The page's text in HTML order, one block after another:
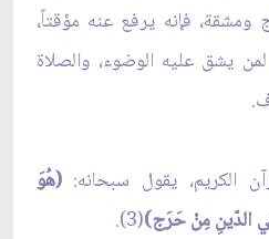
فإنه يرفع عنه مؤقتاً،
لمن يشق عليه الوضوء، والصلاة
الكريم، يقول سبحانه: (هُوَ
الدّينِ مِنْ حَرَج)(3).